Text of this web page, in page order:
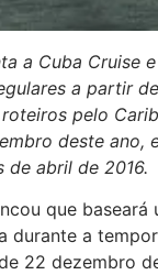
a Cuba Cruise
a partir
pelo
deste ano,
de abril de 2016.
que baseará
durante a
22 dezembro